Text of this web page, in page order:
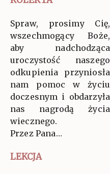
Spraw, prosimy Cię,
wszechmogący Boże,
aby nadchodząca
uroczystość naszego
odkupienia przyniosła
nam pomoc w życiu
doczesnym i obdarzyła
nas nagrodą życia
wiecznego.
Przez Pana…
LEKCJA